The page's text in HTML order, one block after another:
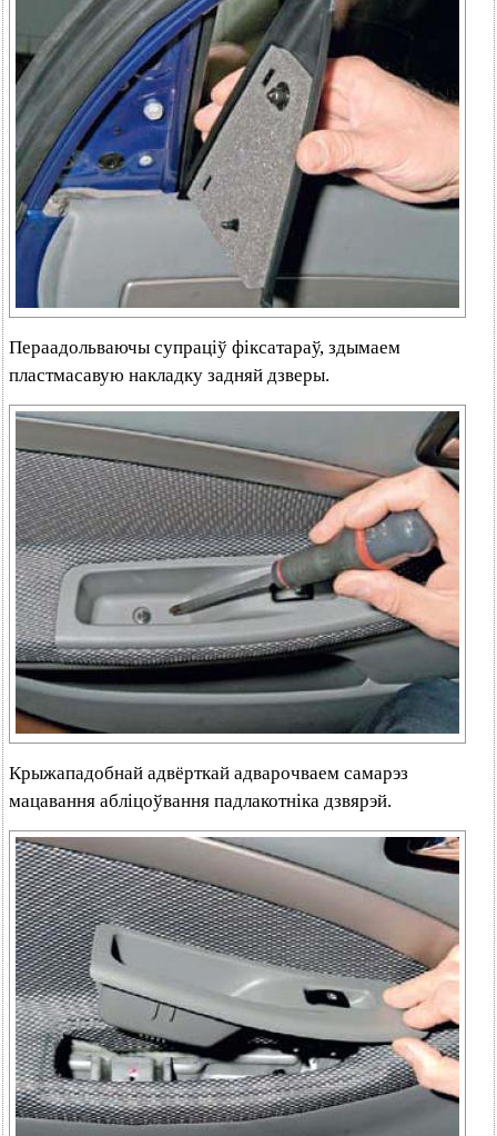
Пераадольваючы супраціў фіксатараў, здымаем
пластмасавую накладку задняй дзверы.
Крыжападобнай адвёрткай адварочваем самарэз
мацавання абліцоўвання падлакотніка дзвярэй.